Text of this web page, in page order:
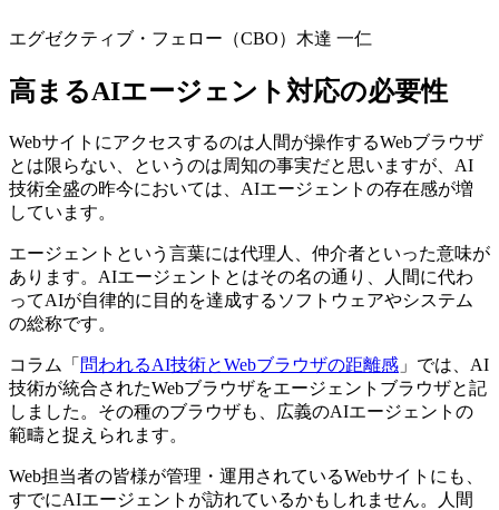
エグゼクティブ・フェロー（CBO） 木達 一仁
高まるAIエージェント対応の必要性
Webサイトにアクセスするのは人間が操作するWebブラウザ
とは限らない、というのは周知の事実だと思いますが、AI
技術全盛の昨今においては、AIエージェントの存在感が増
しています。
エージェントという言葉には代理人、仲介者といった意味が
あります。AIエージェントとはその名の通り、人間に代わ
ってAIが自律的に目的を達成するソフトウェアやシステム
の総称です。
コラム「 問われるAI技術とWebブラウザの距離感 」では、AI
技術が統合されたWebブラウザをエージェントブラウザと記
しました。その種のブラウザも、広義のAIエージェントの
範疇と捉えられます。
Web担当者の皆様が管理・運用されているWebサイトにも、
すでにAIエージェントが訪れているかもしれません。人間